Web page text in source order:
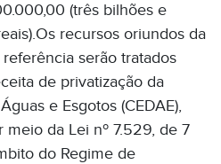
(três bilhões e
recursos oriundos da
serão tratados
de privatização da
e Esgotos (CEDAE),
da Lei nº 7.529, de 7
do Regime de